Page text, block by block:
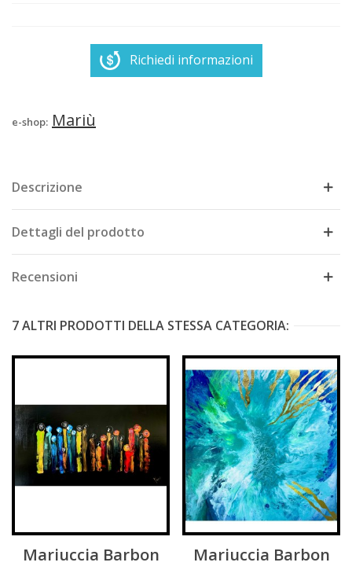
Richiedi informazioni
e-shop: Mariù
Descrizione
Dettagli del prodotto
Recensioni
7 ALTRI PRODOTTI DELLA STESSA CATEGORIA:
Mariuccia Barbon Mariuccia Barbon